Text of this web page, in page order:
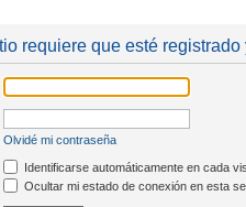
requiere que esté
Olvidé mi contraseña
Identificarse automáticamente en cada
Ocultar mi estado de conexión en esta